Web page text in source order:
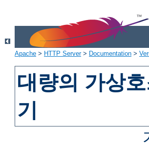
Apache > HTTP Server> Documentation >
대량의 가상
기